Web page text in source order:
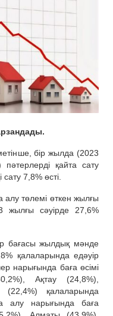
бір жылда (2023
қайта сату
7,8% өсті.
алу төлемі өткен жылғы
жылғы сәуірде 27,6%
бағасы жылдық мәнде
қалаларында едәуір
нарығында баға өсімі
Ақтау (24,8%),
қалаларында
алу нарығында баға